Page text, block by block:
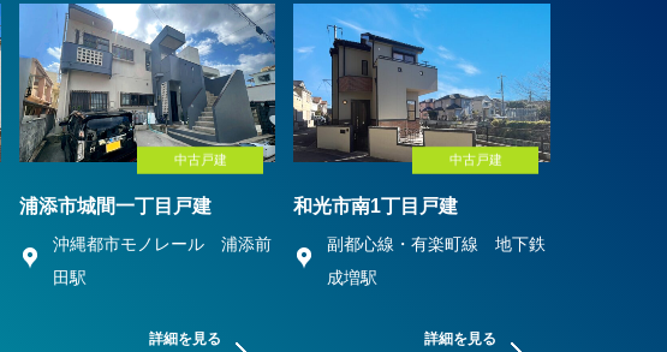
中古戸建
浦添市城間一丁目戸建
沖縄都市モノレール 浦添前
田駅
詳細を見る
中古戸建
和光市南1丁目戸建
副都心線・有楽町線 地下鉄
成増駅
詳細を見る